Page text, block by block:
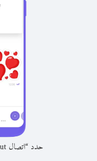
حدد “اتصال Viber Out” من عنوان المحادثة